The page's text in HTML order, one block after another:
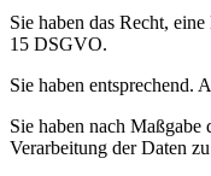
Sie haben das Recht,
15 DSGVO.
Sie haben entsprechend.
Sie haben nach
Verarbeitung der Daten